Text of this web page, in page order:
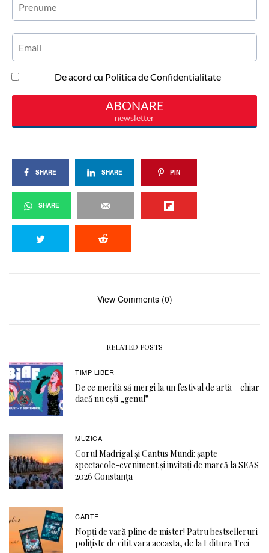
SHARE SHARE PIN
SHARE
View Comments (0)
RELATED POSTS
TIMP LIBER
De ce merită să mergi la un festival de artă – chiar
dacă nu ești „genul”
MUZICA
Corul Madrigal și Cantus Mundi: șapte
spectacole-eveniment și invitați de marcă la SEAS
2026 Constanța
CARTE
Nopți de vară pline de mister! Patru bestselleruri
polițiste de citit vara aceasta, de la Editura Trei